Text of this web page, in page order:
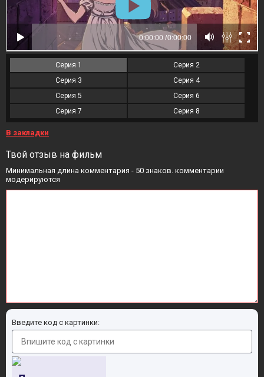
Серия 1
Серия 2
Серия 3
Серия 4
Серия 5
Серия 6
Серия 7
Серия 8
В закладки
Твой отзыв на фильм
Минимальная длина комментария - 50 знаков. комментарии
модерируются
Введите код с картинки: